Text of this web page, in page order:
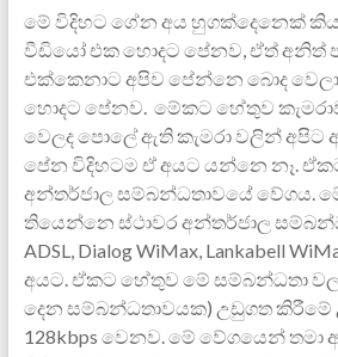
මේ විදිහට ගේන අය හුගක්දෙනෙක්
වීඩියෝ එක හොදට පේනව, ඒත් අනිත්
එක්කෙනාට අපිව පේන්නෙ බොද
හොදට පේනව. මේකට හේතුව
වෙලද පොලේ ඇති කැමරා ‍වලින්
පේන විදිහටම ඒ අයට යන්නෙ නෑ.
අන්තර්ජාල සම්බන්ධතාවයේ වේගය.
තියෙන්නෙ ස්ථාවර අන්තර්ජාල
ADSL, Dialog WiMax, Lankabell
අයට. ඒක‍ට හේතුව මේ සම්බන්ධතා
දෙන සම්බන්ධතාවයක) උඩුගත කිරීමේ
128kbps වෙනව. මේ වේගයෙන් තමා